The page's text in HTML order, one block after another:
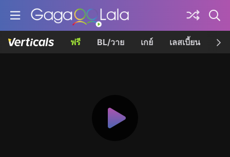
ฟรี BL/วาย เกย์ เลสเบี้ยน เค